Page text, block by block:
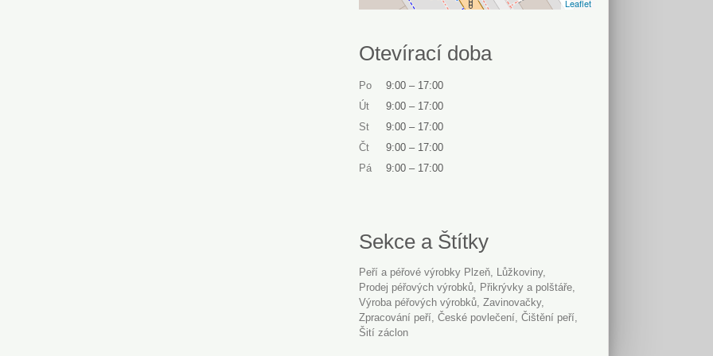
Leaflet
Otevírací doba
Po 9:00 – 17:00
Út
9:00 – 17:00
St
9:00 – 17:00
Čt
9:00 – 17:00
Pá
9:00 – 17:00
Sekce a Štítky
Peří a péřové výrobky Plzeň
lůžkoviny
prodej péřových výrobků
Přikrývky a polštáře
výroba péřových výrobků
zavinovačky
zpracování peří
české povlečení
čištění peří
šití záclon